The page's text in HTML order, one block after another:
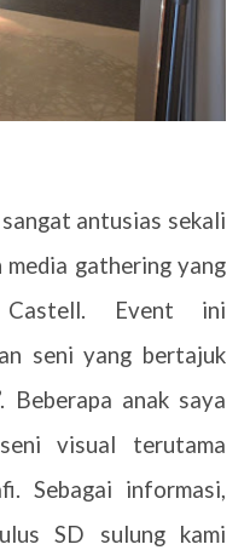
antusias sekali
media gathering yang
Event ini
seni yang bertajuk
Beberapa anak saya
visual terutama
Sebagai informasi,
SD sulung kami